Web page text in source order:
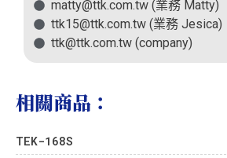
matty@ttk.com.tw (業務 Matty)
ttk15@ttk.com.tw (業務 Jesica)
ttk@ttk.com.tw (company)
相關商品：
TEK-168S